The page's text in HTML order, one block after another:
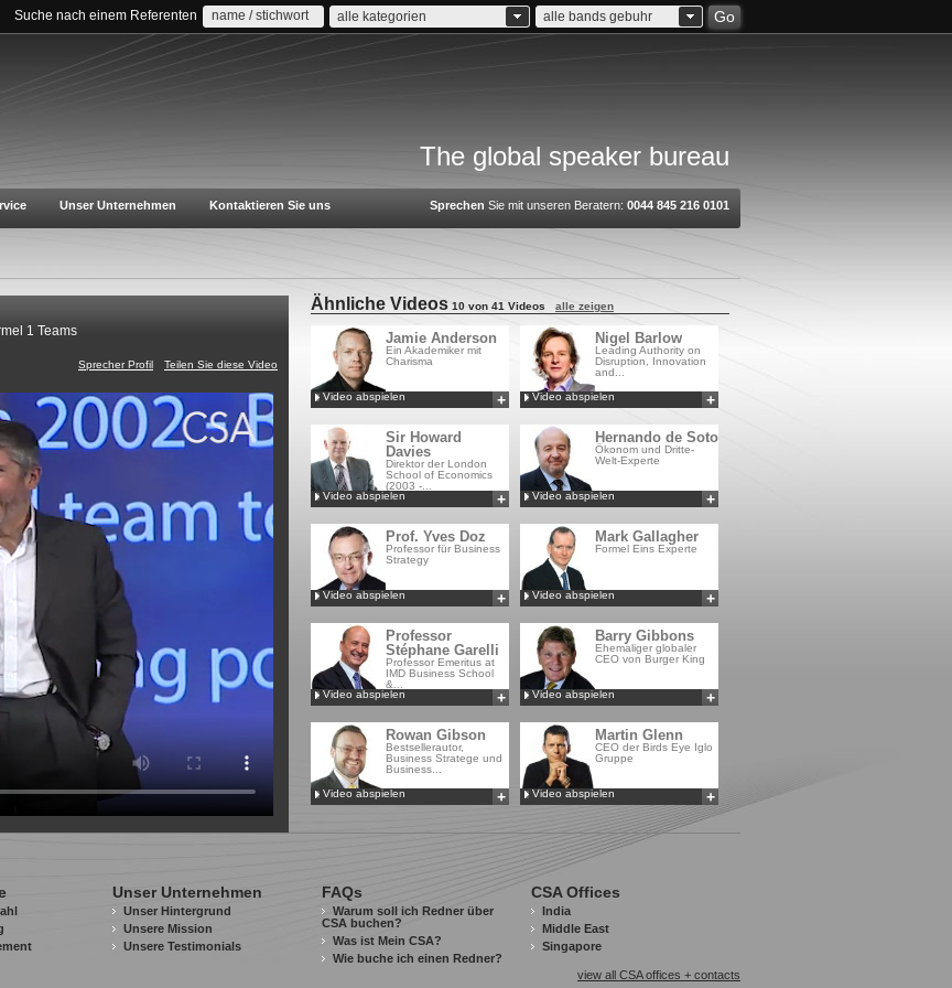
Suche nach einem Referenten alle kategorien alle bands gebuhr Go
The global speaker bureau
Unser Unternehmen Kontaktieren Sie uns Sprechen Sie mit unseren Beratern: 0044 845 216 0101
1 Teams
Sprecher Profil Teilen Sie diese Video
Ähnliche Videos 10 von 41 Videos alle zeigen
Jamie Anderson
Ein Akademiker mit
Charisma
Video abspielen +
Hinzufügen zu
Nigel Barlow
Leading Authority on
Disruption, Innovation
and...
Video abspielen
+
Sir Howard
Davies
Direktor der London
School of Economics
(2003 -...
Video abspielen
+
Hinzufügen zu
Hernando de Soto
Ökonom und Dritte-
Welt-Experte
Video abspielen +
Prof. Yves Doz
Professor für Business
Strategy
Video abspielen +
Hinzufügen zu
Mark Gallagher
Formel Eins Experte
Video abspielen +
Professor
Stéphane Garelli
Professor Emeritus at
IMD Business School
&...
Video abspielen
+
Hinzufügen zu
Barry Gibbons
Ehemaliger globaler
CEO von Burger King
Video abspielen +
Rowan Gibson
Bestsellerautor,
Business Stratege und
Business...
Video abspielen
+
Hinzufügen zu
Martin Glenn
CEO der Birds Eye Iglo
Gruppe
Video abspielen +
Hinzufügen zu
MyCSA
Unser Unternehmen
Unser Hintergrund
Unsere Mission
Unsere Testimonials
FAQs
Warum soll ich Redner über
CSA buchen?
Was ist Mein CSA?
Wie buche ich einen Redner?
CSA Offices
India
Middle East
Singapore
view all CSA offices + contacts